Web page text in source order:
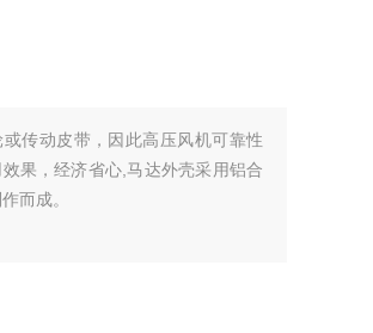
传动皮带，因此高压风机可靠性
果，经济省心,马达外壳采用铝合
而成。